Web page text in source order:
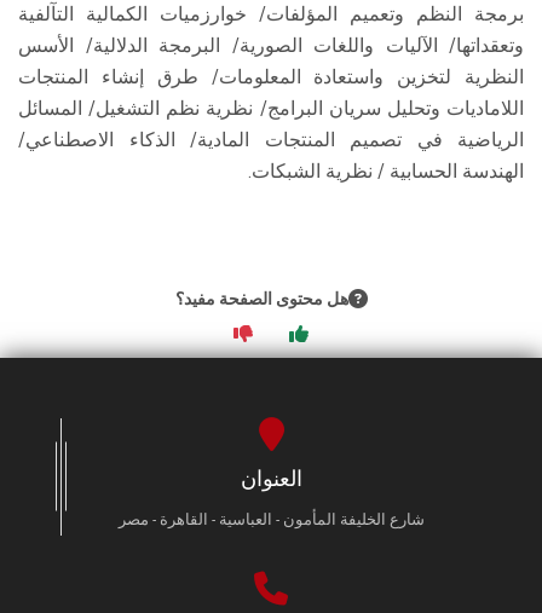
الخريجين
الموظفون
برمجة النظم وتعميم المؤلفات/ خوارزميات الكمالية التآلفية
وتعقداتها/ الآليات واللغات الصورية/ البرمجة الدلالية/ الأسس
النظرية لتخزين واستعادة المعلومات/ طرق إنشاء المنتجات
اللاماديات وتحليل سريان البرامج/ نظرية نظم التشغيل/ المسائل
الرياضية في تصميم المنتجات المادية/ الذكاء الاصطناعي/
الهندسة الحسابية / نظرية الشبكات.
هل محتوى الصفحة مفيد؟
العنوان
شارع الخليفة المأمون - العباسية - القاهرة - مصر